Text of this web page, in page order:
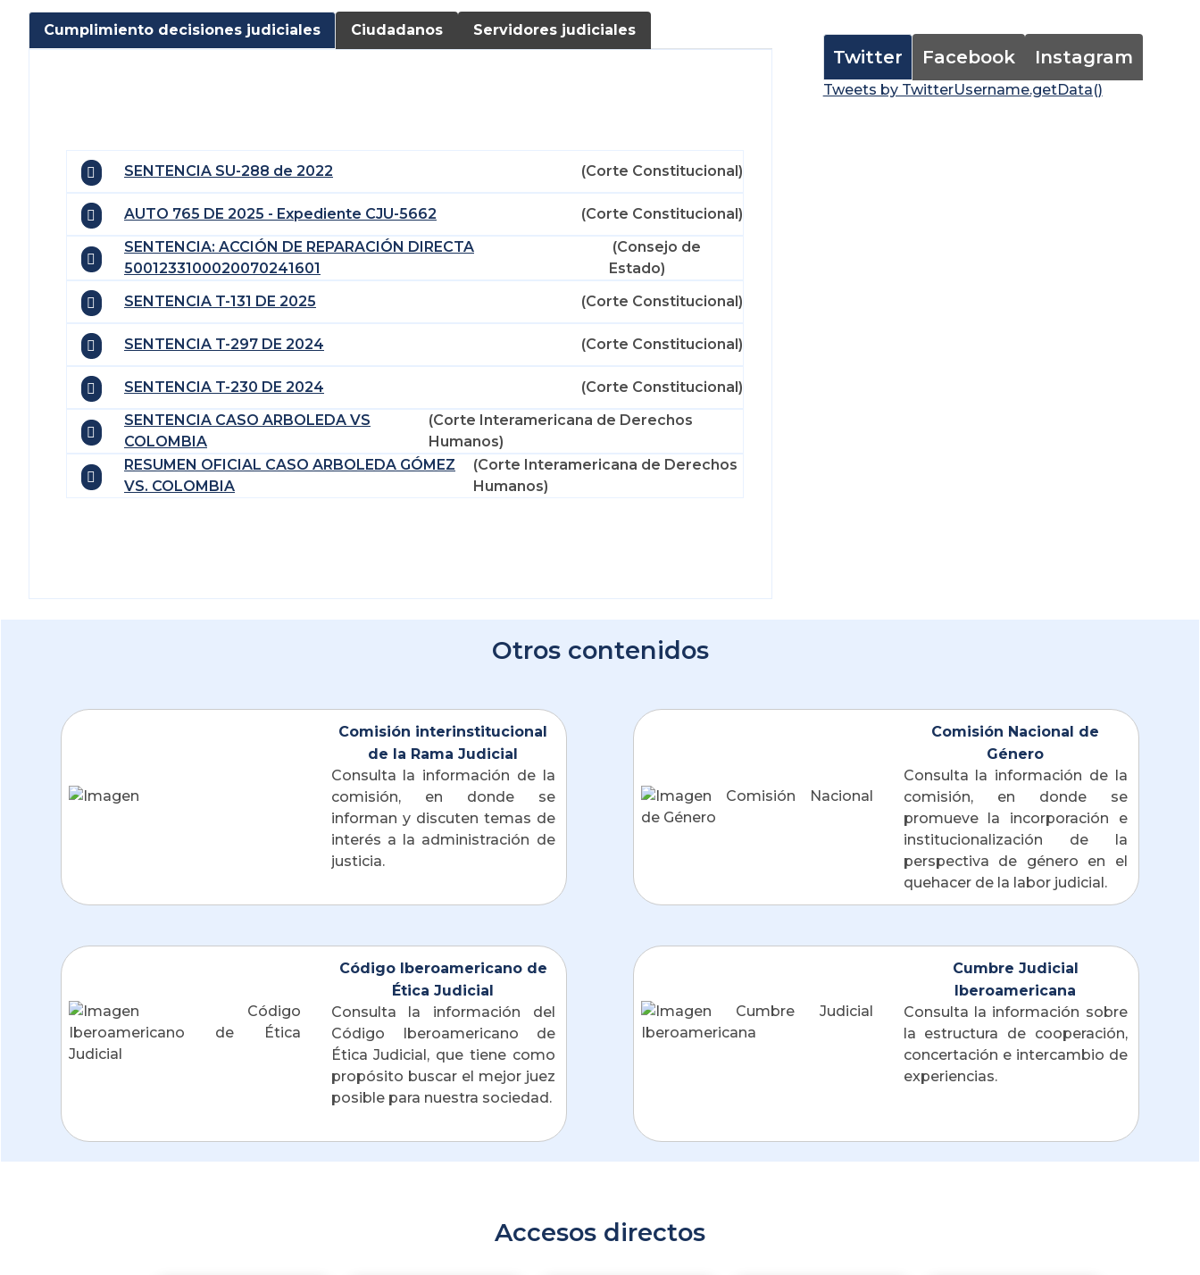
Cumplimiento decisiones judiciales Ciudadanos Servidores judiciales
SENTENCIA SU-288 de 2022 (Corte Constitucional)
AUTO 765 DE 2025 - Expediente CJU-5662
(Corte Constitucional)
SENTENCIA: ACCIÓN DE REPARACIÓN DIRECTA
5001233100020070241601
(Consejo de
Estado)
SENTENCIA T-131 DE 2025
(Corte Constitucional)
SENTENCIA T-297 DE 2024 (Corte Constitucional)
SENTENCIA T-230 DE 2024
(Corte Constitucional)
SENTENCIA CASO ARBOLEDA VS
COLOMBIA
(Corte Interamericana de Derechos
Humanos)
RESUMEN OFICIAL CASO ARBOLEDA GÓMEZ
VS. COLOMBIA
(Corte Interamericana de Derechos
Humanos)
Twitter Facebook Instagram
Tweets by TwitterUsername.getData()
Otros contenidos
Comisión interinstitucional
de la Rama Judicial
Consulta la información de la
comisión, en donde se
informan y discuten temas de
interés a la administración de
justicia.
Comisión Nacional de
Género
Consulta la información de la
comisión, en donde se
promueve la incorporación e
institucionalización de la
perspectiva de género en el
quehacer de la labor judicial.
Código Iberoamericano de
Ética Judicial
Consulta la información del
Código Iberoamericano de
Ética Judicial, que tiene como
propósito buscar el mejor juez
posible para nuestra sociedad.
Cumbre Judicial
Iberoamericana
Consulta la información sobre
la estructura de cooperación,
concertación e intercambio de
experiencias.
Accesos directos